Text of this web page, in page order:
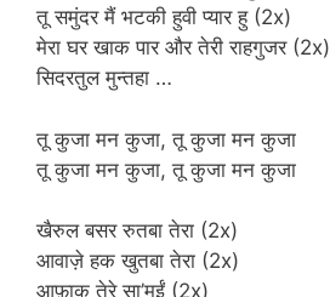
तू समुंदर मैं भटकी हुवी प्यार हु (2x)
मेरा घर खाक पार और तेरी राहगुजर (2x)
सिदरतुल मुन्तहा …
तू कुजा मन कुजा, तू कुजा मन कुजा
तू कुजा मन कुजा, तू कुजा मन कुजा
खैरुल बसर रुतबा तेरा (2x)
आवाज़े हक खुतबा तेरा (2x)
आफ़ाक तेरे सा’मईं (2x)